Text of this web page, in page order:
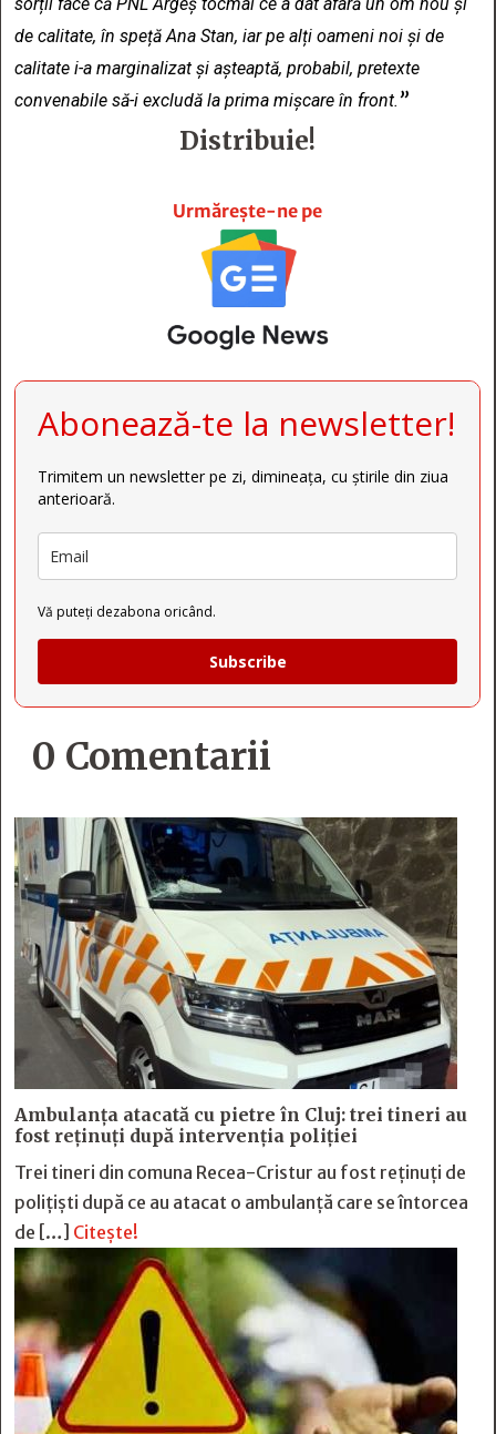
de calitate, în speță Ana Stan, iar pe alți oameni noi și de
calitate i-a marginalizat și așteaptă, probabil, pretexte
convenabile să-i excludă la prima mișcare în front.”
Distribuie!
Urmărește-ne pe
Abonează-te la newsletter!
Trimitem un newsletter pe zi, dimineața, cu știrile din ziua
anterioară.
Vă puteți dezabona oricând.
Subscribe
0 Comentarii
Ambulanța atacată cu pietre în Cluj: trei tineri au
fost reținuți după intervenția poliției
Trei tineri din comuna Recea-Cristur au fost reținuți de
polițiști după ce au atacat o ambulanță care se întorcea
de […] Citește!